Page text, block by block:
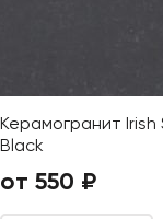
Керамогранит Irish
Black
от 550 ₽